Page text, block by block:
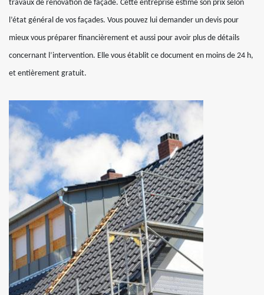
travaux de rénovation de façade. Cette entreprise estime son prix selon
l’état général de vos façades. Vous pouvez lui demander un devis pour
mieux vous préparer financièrement et aussi pour avoir plus de détails
concernant l’intervention. Elle vous établit ce document en moins de 24 h,
et entièrement gratuit.